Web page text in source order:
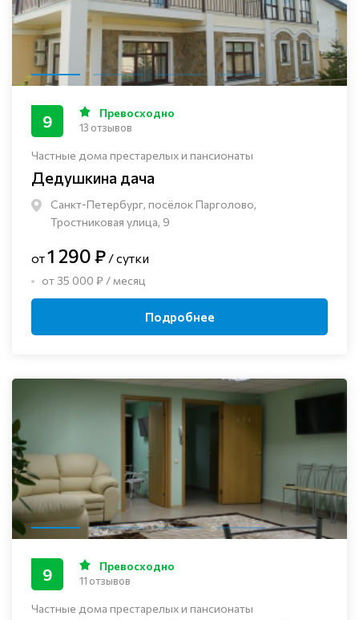
Частные дома престарелых и пансионаты
Дедушкина дача
Санкт-Петербург, посёлок Парголово,
Тростниковая улица, 9
9 Превосходно
13 отзывов
от1 290 ₽ / сутки
от 35 000 ₽ / месяц
Подробнее
Частные дома престарелых и пансионаты
9 Превосходно
11 отзывов